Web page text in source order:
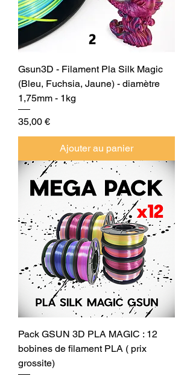
Gsun3D - Filament Pla Silk Magic
(Bleu, Fuchsia, Jaune) - diamètre
1,75mm - 1kg
Prix
35,00 €
Ajouter au panier
Pack GSUN 3D PLA MAGIC : 12
bobines de filament PLA ( prix
grossite)